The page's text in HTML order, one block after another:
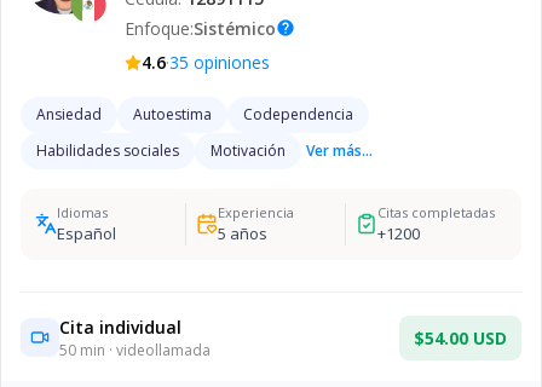
Enfoque:Sistémicohelp
4.6·35 opiniones
Ansiedad Autoestima
Codependencia
Habilidades sociales
Motivación Ver más...
Idiomas
Español
Experiencia
5 años
Citas completadas
+1200
Cita individual
50 min · videollamada
$54.00 USD